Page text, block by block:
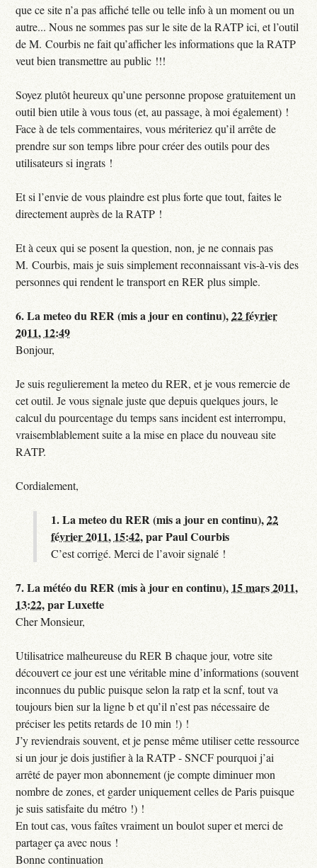
que ce site n’a pas affiché telle ou telle info à un moment ou un
autre... Nous ne sommes pas sur le site de la RATP ici, et l’outil
de M. Courbis ne fait qu’afficher les informations que la RATP
veut bien transmettre au public !!!
Soyez plutôt heureux qu’une personne propose gratuitement un
outil bien utile à vous tous (et, au passage, à moi également) !
Face à de tels commentaires, vous mériteriez qu’il arrête de
prendre sur son temps libre pour créer des outils pour des
utilisateurs si ingrats !
Et si l’envie de vous plaindre est plus forte que tout, faites le
directement auprès de la RATP !
Et à ceux qui se posent la question, non, je ne connais pas
M. Courbis, mais je suis simplement reconnaissant vis-à-vis des
personnes qui rendent le transport en RER plus simple.
6.La meteo du RER (mis a jour en continu),22 février
2011, 12:49
Bonjour,
Je suis regulierement la meteo du RER, et je vous remercie de
cet outil. Je vous signale juste que depuis quelques jours, le
calcul du pourcentage du temps sans incident est interrompu,
vraisemblablement suite a la mise en place du nouveau site
RATP.
Cordialement,
1.La meteo du RER (mis a jour en continu),22
février 2011, 15:42,parPaul Courbis
C’est corrigé. Merci de l’avoir signalé !
7.La météo du RER (mis à jour en continu), 15 mars 2011,
13:22,parLuxette
Cher Monsieur,
Utilisatrice malheureuse du RER B chaque jour, votre site
découvert ce jour est une véritable mine d’informations (souvent
inconnues du public puisque selon la ratp et la scnf, tout va
toujours bien sur la ligne b et qu’il n’est pas nécessaire de
préciser les petits retards de 10 min !) !
J’y reviendrais souvent, et je pense même utiliser cette ressource
si un jour je dois justifier à la RATP - SNCF pourquoi j’ai
arrêté de payer mon abonnement (je compte diminuer mon
nombre de zones, et garder uniquement celles de Paris puisque
je suis satisfaite du métro !) !
En tout cas, vous faîtes vraiment un boulot super et merci de
partager ça avec nous !
Bonne continuation